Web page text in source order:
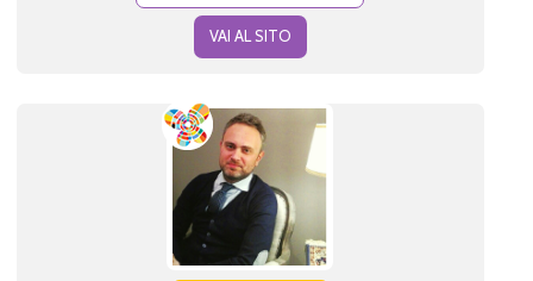
VAI AL SITO